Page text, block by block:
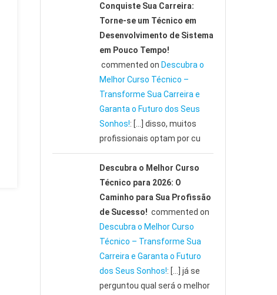
Conquiste Sua Carreira:
Torne-se um Técnico em
Desenvolvimento de Sistema
em Pouco Tempo!
commented on Descubra o
Melhor Curso Técnico –
Transforme Sua Carreira e
Garanta o Futuro dos Seus
Sonhos!: […] disso, muitos
profissionais optam por cu
Descubra o Melhor Curso
Técnico para 2026: O
Caminho para Sua Profissão
de Sucesso! commented on
Descubra o Melhor Curso
Técnico – Transforme Sua
Carreira e Garanta o Futuro
dos Seus Sonhos!: […] já se
perguntou qual será o melhor